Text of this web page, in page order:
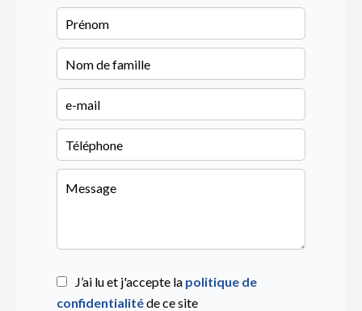
J’ai lu et j'accepte la politique de
confidentialitéde ce site